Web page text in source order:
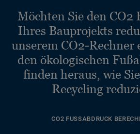
Möchten Sie den CO2
Ihres Bauprojekts
unserem CO2-Rechner
den ökologischen
finden heraus, wie
Recycling
CO2 FUSSABDRUCK